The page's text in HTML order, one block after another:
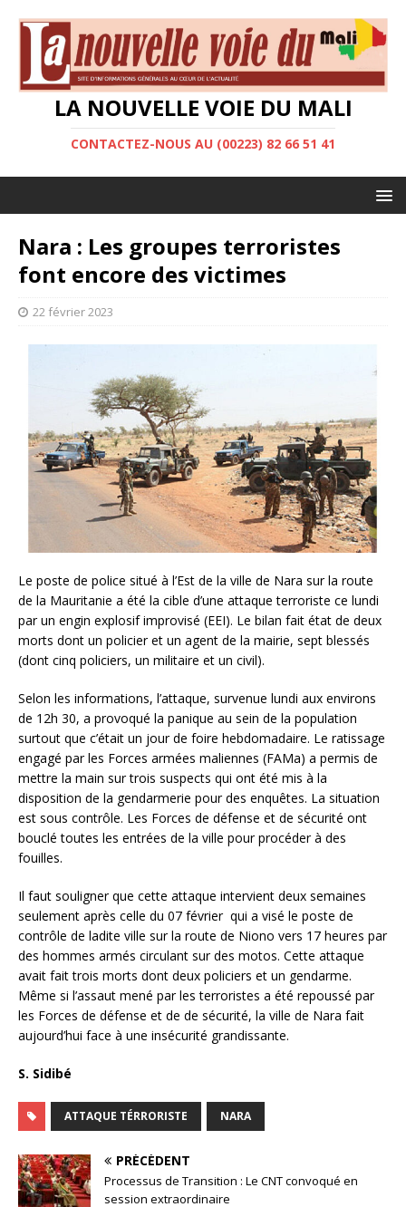
LA NOUVELLE VOIE DU MALI
CONTACTEZ-NOUS AU (00223) 82 66 51 41
Nara : Les groupes terroristes
font encore des victimes
22 février 2023
Le poste de police situé à l’Est de la ville de Nara sur la route
de la Mauritanie a été la cible d’une attaque terroriste ce lundi
par un engin explosif improvisé (EEI). Le bilan fait état de deux
morts dont un policier et un agent de la mairie, sept blessés
(dont cinq policiers, un militaire et un civil).
Selon les informations, l’attaque, survenue lundi aux environs
de 12h 30, a provoqué la panique au sein de la population
surtout que c’était un jour de foire hebdomadaire. Le ratissage
engagé par les Forces armées maliennes (FAMa) a permis de
mettre la main sur trois suspects qui ont été mis à la
disposition de la gendarmerie pour des enquêtes. La situation
est sous contrôle. Les Forces de défense et de sécurité ont
bouclé toutes les entrées de la ville pour procéder à des
fouilles.
Il faut souligner que cette attaque intervient deux semaines
seulement après celle du 07 février qui a visé le poste de
contrôle de ladite ville sur la route de Niono vers 17 heures par
des hommes armés circulant sur des motos. Cette attaque
avait fait trois morts dont deux policiers et un gendarme.
Même si l’assaut mené par les terroristes a été repoussé par
les Forces de défense et de de sécurité, la ville de Nara fait
aujourd’hui face à une insécurité grandissante.
S. Sidibé
ATTAQUE TÉRRORISTE NARA
PRÉCÉDENT
Processus de Transition : Le CNT convoqué en
session extraordinaire